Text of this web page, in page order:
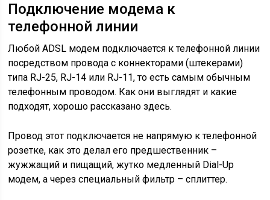
Подключение модема к
телефонной линии
Любой ADSL модем подключается к телефонной линии
посредством провода с коннекторами (штекерами)
типа RJ-25, RJ-14 или RJ-11, то есть самым обычным
телефонным проводом. Как они выглядят и какие
подходят, хорошо рассказано здесь.
Провод этот подключается не напрямую к телефонной
розетке, как это делал его предшественник –
жужжащий и пищащий, жутко медленный Dial-Up
модем, а через специальный фильтр – сплиттер.